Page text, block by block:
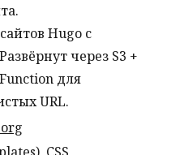
Hugo с
через S3 +
для
URL.